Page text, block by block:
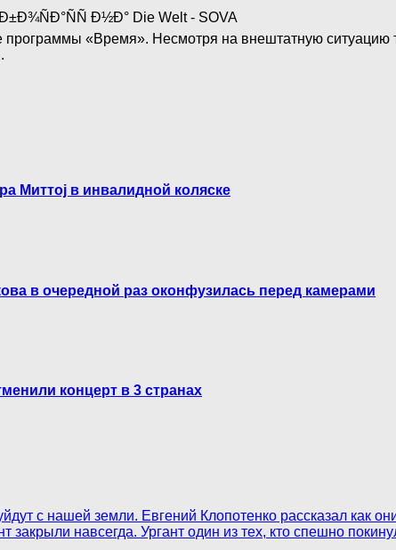
«Время». Несмотря на внештатную ситуацию
Миттoj в инвалидной коляске
в очередной раз оконфузилась перед камерами
концерт в 3 странах
с нашей земли. Евгений Клопотенко рассказал как
закрыли навсегда. Ургант один из тех, кто спешно